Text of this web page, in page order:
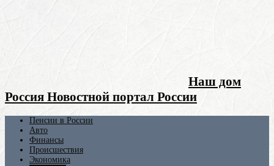
Наш дом
Россия Новостной портал России
Пенсии в России
Авто
Финансы
Происшествия
Экономика